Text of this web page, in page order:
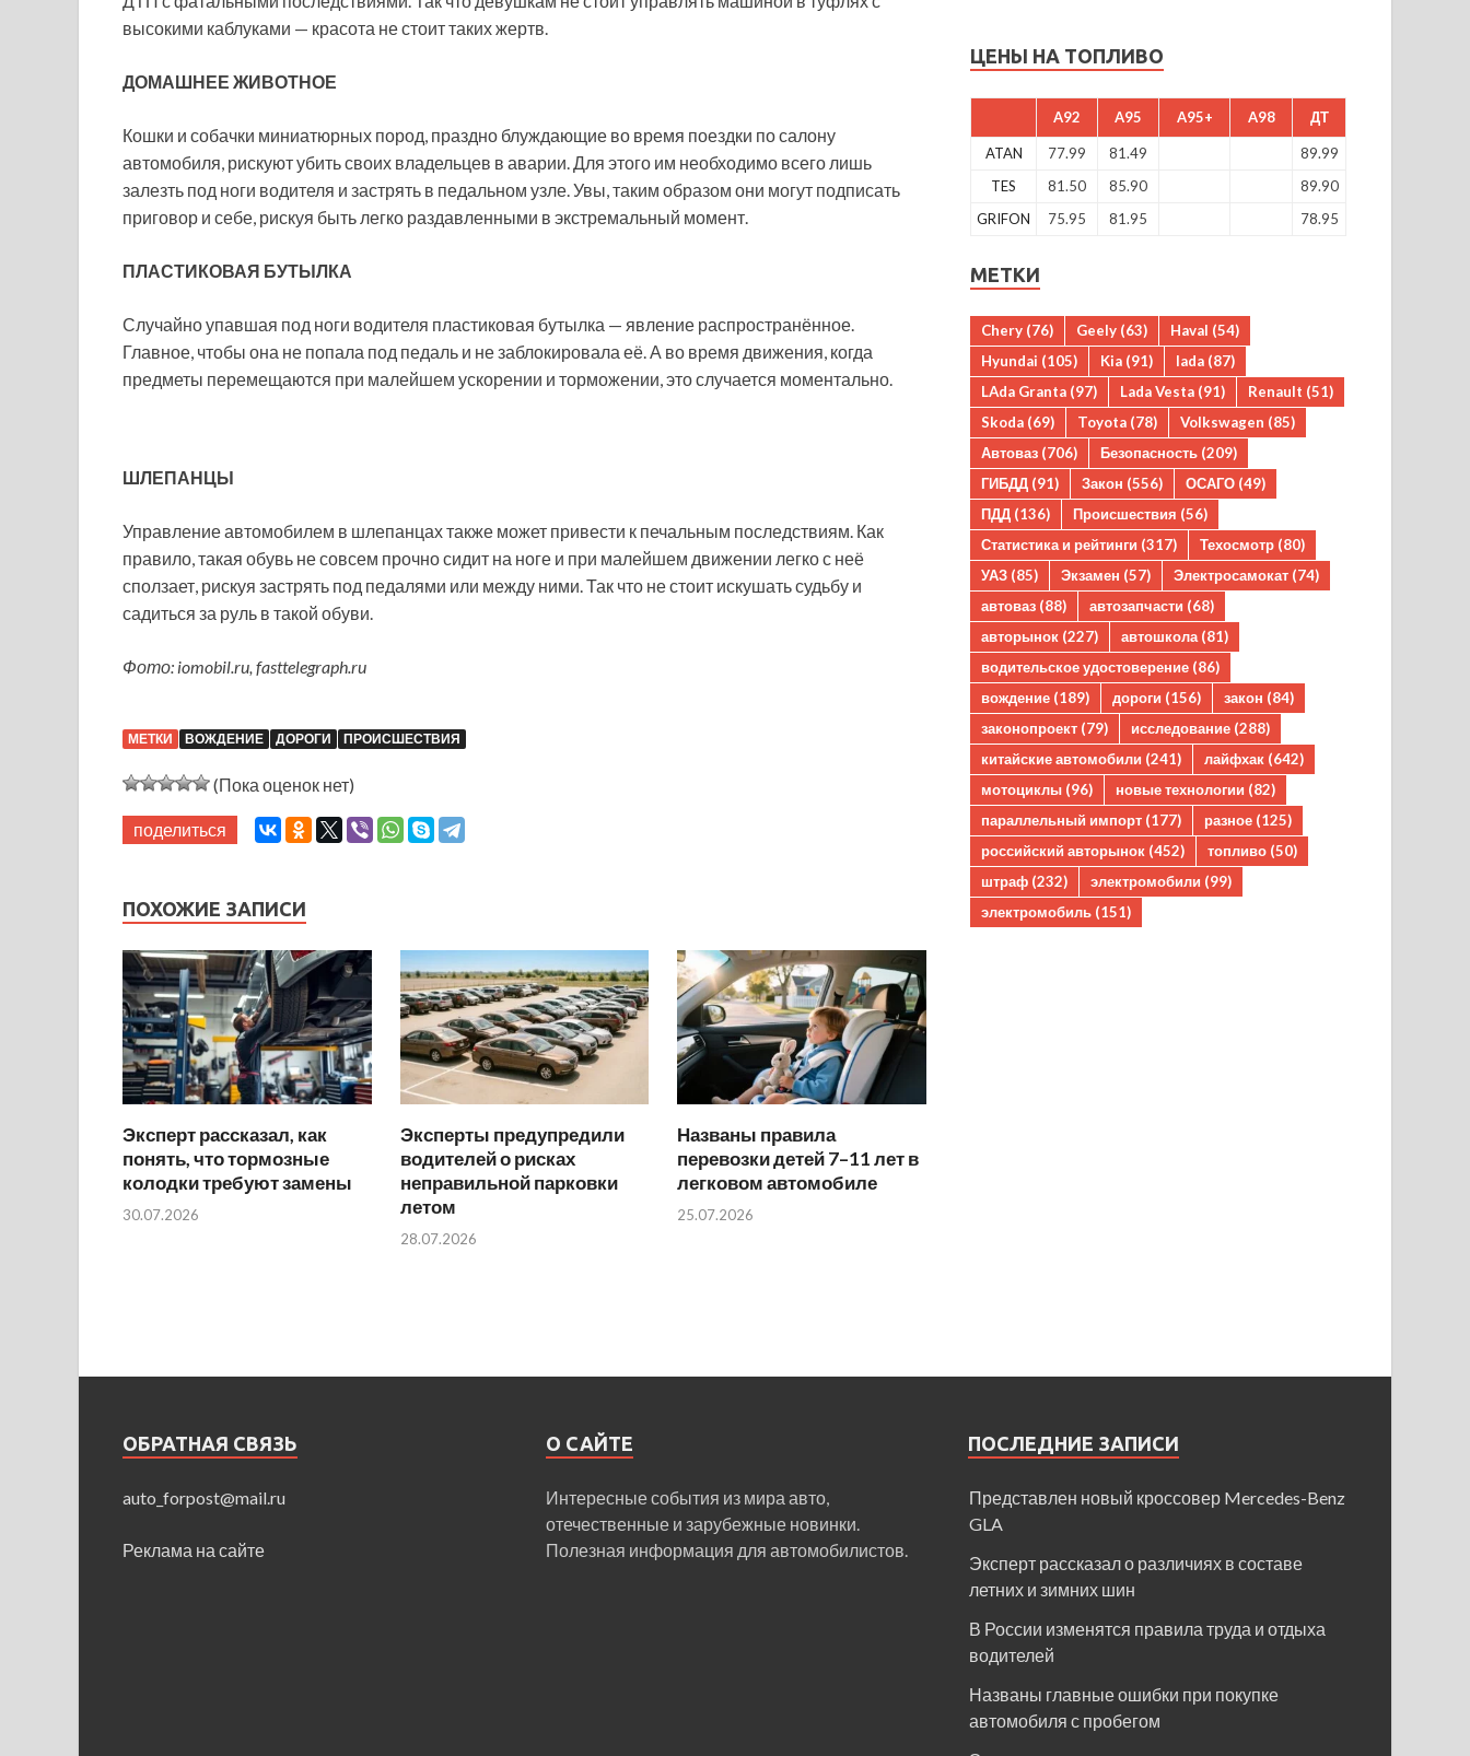
высокими каблуками — красота не стоит таких жертв.
ДОМАШНЕЕ ЖИВОТНОЕ
Кошки и собачки миниатюрных пород, праздно блуждающие во время поездки по салону
автомобиля, рискуют убить своих владельцев в аварии. Для этого им необходимо всего лишь
залезть под ноги водителя и застрять в педальном узле. Увы, таким образом они могут подписать
приговор и себе, рискуя быть легко раздавленными в экстремальный момент.
ПЛАСТИКОВАЯ БУТЫЛКА
Случайно упавшая под ноги водителя пластиковая бутылка — явление распространённое.
Главное, чтобы она не попала под педаль и не заблокировала её. А во время движения, когда
предметы перемещаются при малейшем ускорении и торможении, это случается моментально.
ШЛЕПАНЦЫ
Управление автомобилем в шлепанцах также может привести к печальным последствиям. Как
правило, такая обувь не совсем прочно сидит на ноге и при малейшем движении легко с неё
сползает, рискуя застрять под педалями или между ними. Так что не стоит искушать судьбу и
садиться за руль в такой обуви.
Фото: iomobil.ru, fasttelegraph.ru
МЕТКИ ВОЖДЕНИЕ ДОРОГИ ПРОИСШЕСТВИЯ
(Пока оценок нет)
поделиться
ПОХОЖИЕ ЗАПИСИ
Эксперт рассказал, как
понять, что тормозные
колодки требуют замены
30.07.2026
Эксперты предупредили
водителей о рисках
неправильной парковки
летом
28.07.2026
Названы правила
перевозки детей 7–11 лет в
легковом автомобиле
25.07.2026
ЦЕНЫ НА ТОПЛИВО
A92 A95 A95+ A98 ДТ
ATAN 77.99 81.49
89.99
TES
81.50 85.90
89.90
GRIFON
75.95 81.95 78.95
МЕТКИ
Chery (76) Geely (63) Haval (54)
Hyundai (105) Kia (91) lada (87)
LAda Granta (97) Lada Vesta (91) Renault (51)
Skoda (69) Toyota (78) Volkswagen (85)
Автоваз (706) Безопасность (209)
ГИБДД (91) Закон (556) ОСАГО (49)
ПДД (136) Происшествия (56)
Статистика и рейтинги (317) Техосмотр (80)
УАЗ (85) Экзамен (57) Электросамокат (74)
автоваз (88) автозапчасти (68)
авторынок (227) автошкола (81)
водительское удостоверение (86)
вождение (189) дороги (156) закон (84)
законопроект (79) исследование (288)
китайские автомобили (241) лайфхак (642)
мотоциклы (96) новые технологии (82)
параллельный импорт (177) разное (125)
российский авторынок (452) топливо (50)
штраф (232) электромобили (99)
электромобиль (151)
ОБРАТНАЯ СВЯЗЬ
auto_forpost@mail.ru
Реклама на сайте
О САЙТЕ
Интересные события из мира авто,
отечественные и зарубежные новинки.
Полезная информация для автомобилистов.
ПОСЛЕДНИЕ ЗАПИСИ
Представлен новый кроссовер Mercedes-Benz
GLA
Эксперт рассказал о различиях в составе
летних и зимних шин
В России изменятся правила труда и отдыха
водителей
Названы главные ошибки при покупке
автомобиля с пробегом